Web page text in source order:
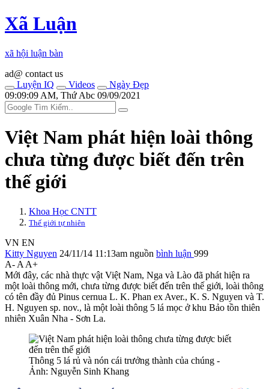
Xã Luận
xã hội luận bàn
ad@ contact us
Luyện IQ
Videos
Ngày Đẹp
09:09:09 AM, Thứ Abc 09/09/2021
Việt Nam phát hiện loài thông
chưa từng được biết đến trên
thế giới
Khoa Học CNTT
Thế giới tự nhiên
VN EN
Kitty Nguyen 24/11/14 11:13am nguồn bình luận 999
A- A A+
Mới đây, các nhà thực vật Việt Nam, Nga và Lào đã phát hiện ra
một loài thông mới, chưa từng được biết đến trên thế giới, loài thông
có tên đầy đủ Pinus cernua L. K. Phan ex Aver., K. S. Nguyen và T.
H. Nguyen sp. nov., là một loài thông 5 lá mọc ở khu Bảo tồn thiên
nhiên Xuân Nha - Sơn La.
Thông 5 lá rủ và nón cái trưởng thành của chúng -
Ảnh: Nguyễn Sinh Khang